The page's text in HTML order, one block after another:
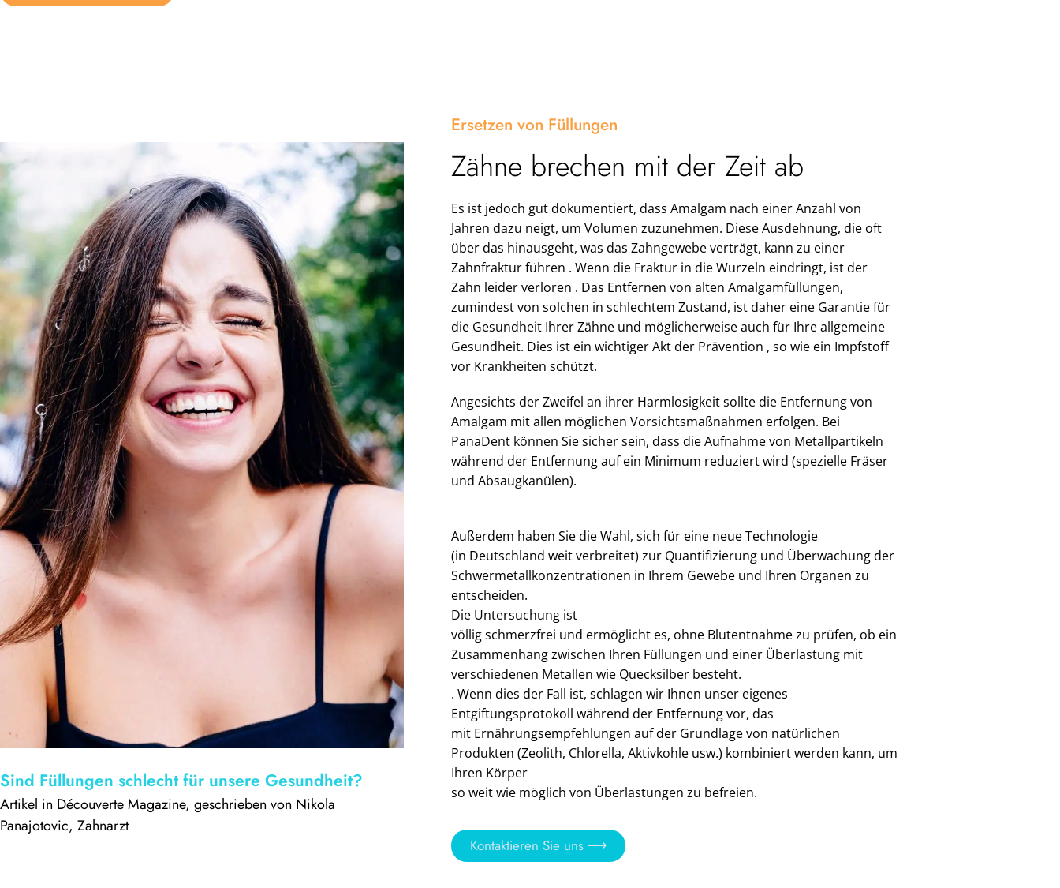
Sind Füllungen schlecht für unsere Gesundheit?
Artikel in Découverte Magazine, geschrieben von Nikola
Panajotovic, Zahnarzt
Ersetzen von Füllungen
Zähne brechen mit der Zeit ab
Es ist jedoch gut dokumentiert, dass Amalgam nach einer Anzahl von
Jahren dazu neigt, um Volumen zuzunehmen. Diese Ausdehnung, die oft
über das hinausgeht, was das Zahngewebe verträgt, kann zu einer
Zahnfraktur führen . Wenn die Fraktur in die Wurzeln eindringt, ist der
Zahn leider verloren . Das Entfernen von alten Amalgamfüllungen,
zumindest von solchen in schlechtem Zustand, ist daher eine Garantie für
die Gesundheit Ihrer Zähne und möglicherweise auch für Ihre allgemeine
Gesundheit. Dies ist ein wichtiger Akt der Prävention , so wie ein Impfstoff
vor Krankheiten schützt.
Angesichts der Zweifel an ihrer Harmlosigkeit sollte die Entfernung von
Amalgam mit allen möglichen Vorsichtsmaßnahmen erfolgen. Bei
PanaDent können Sie sicher sein, dass die Aufnahme von Metallpartikeln
während der Entfernung auf ein Minimum reduziert wird (spezielle Fräser
und Absaugkanülen).
Außerdem haben Sie die Wahl, sich für eine neue Technologie
(in Deutschland weit verbreitet) zur Quantifizierung und Überwachung der
Schwermetallkonzentrationen in Ihrem Gewebe und Ihren Organen zu
entscheiden.
Die Untersuchung ist
völlig schmerzfrei und ermöglicht es, ohne Blutentnahme zu prüfen, ob ein
Zusammenhang zwischen Ihren Füllungen und einer Überlastung mit
verschiedenen Metallen wie Quecksilber besteht.
. Wenn dies der Fall ist, schlagen wir Ihnen unser eigenes
Entgiftungsprotokoll während der Entfernung vor, das
mit Ernährungsempfehlungen auf der Grundlage von natürlichen
Produkten (Zeolith, Chlorella, Aktivkohle usw.) kombiniert werden kann, um
Ihren Körper
so weit wie möglich von Überlastungen zu befreien.
Kontaktieren Sie uns ⟶